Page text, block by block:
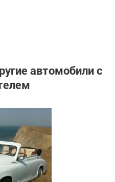
автомобили с